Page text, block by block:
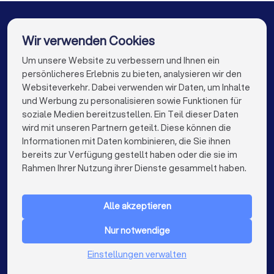
Diese Fragen sollten Sie stellen
✓ Haben Sie Erfahrung mit ähnlichen Fällen?
✓ Wie schätzen Sie meine Erfolgsaussichten ein?
✓ Welche Strategie empfehlen Sie?
✓
Mit welchen Kosten muss ich insgesamt rechnen
(Anwaltskosten, Gerichtskosten, Risiko der
Gegenseite)?
Gibt es Fristen, die ich beachten muss?
Wie läuft die Kommunikation ab und wie schnell
kann ich mit Antworten rechnen?
Rechtsanwälte in Neckargemünd
Rechtsanwälte in Obersulm
Rechtsanwälte in Berlin
Rechtsanwälte in Hamburg
Rechtsanwälte in München
Rechtsanwälte in Köln
Rechtsanwälte in Frankfurt am Main
Rechtsanwälte in Stuttgart
Rechtsanwälte in Dortmund
Rechtsanwälte in Essen
Rechtsanwälte in Bremen
Rechtsanwälte in Nürnberg
Die besten Rechtsanwälte für Sie
info@trustlocal.de
FÜR PRIVATPERSONEN
Niederlande
Wir verwenden Cookies
Um unsere Website zu verbessern und Ihnen ein
persönlicheres Erlebnis zu bieten, analysieren wir den
Websiteverkehr. Dabei verwenden wir Daten, um Inhalte
und Werbung zu personalisieren sowie Funktionen für
soziale Medien bereitzustellen. Ein Teil dieser Daten
wird mit unseren Partnern geteilt. Diese können die
Informationen mit Daten kombinieren, die Sie ihnen
bereits zur Verfügung gestellt haben oder die sie im
Rahmen Ihrer Nutzung ihrer Dienste gesammelt haben.
Alle akzeptieren
Nur notwendige
Einstellungen verwalten